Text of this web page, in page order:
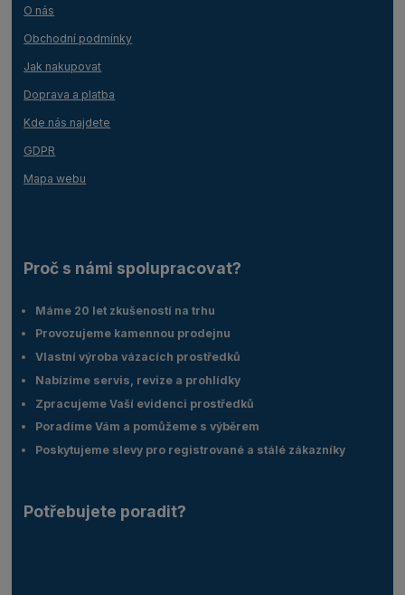
O nás
Obchodní podmínky
Jak nakupovat
Doprava a platba
Kde nás najdete
GDPR
Mapa webu
Proč s námi spolupracovat?
Máme 20 let zkušeností na trhu
Provozujeme kamennou prodejnu
Vlastní výroba vázacích prostředků
Nabízíme servis, revize a prohlídky
Zpracujeme Vaší evidenci prostředků
Poradíme Vám a pomůžeme s výběrem
Poskytujeme slevy pro registrované a stálé zákazníky
Potřebujete poradit?